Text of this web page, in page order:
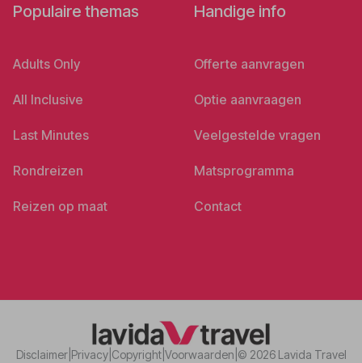
Populaire themas
Adults Only
All Inclusive
Last Minutes
Rondreizen
Reizen op maat
Handige info
Offerte aanvragen
Optie aanvraagen
Veelgestelde vragen
Matsprogramma
Contact
Disclaimer| Privacy| Copyright| Voorwaarden © 2026 Lavida Travel